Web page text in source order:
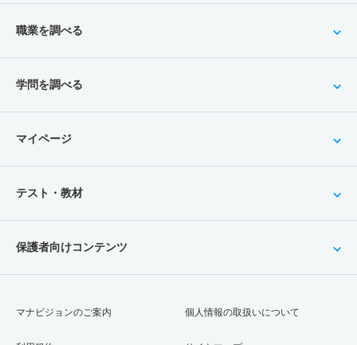
職業を調べる
学問を調べる
マイページ
テスト・教材
保護者向けコンテンツ
マナビジョンのご案内 個人情報の取扱いについて